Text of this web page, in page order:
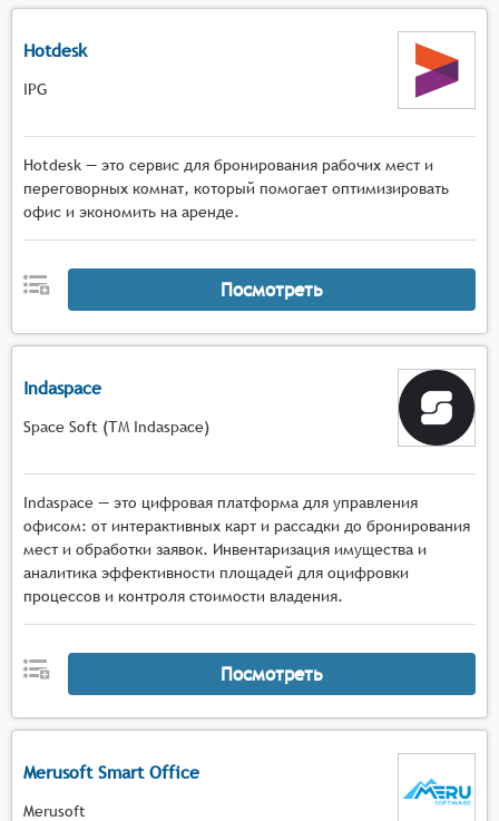
Hotdesk
IPG
Hotdesk — это сервис для бронирования рабочих мест и
переговорных комнат, который помогает оптимизировать
офис и экономить на аренде.
Посмотреть
Indaspace
Space Soft (ТМ Indaspace)
Indaspace — это цифровая платформа для управления
офисом: от интерактивных карт и рассадки до бронирования
мест и обработки заявок. Инвентаризация имущества и
аналитика эффективности площадей для оцифровки
процессов и контроля стоимости владения.
Посмотреть
Merusoft Smart Office
Merusoft